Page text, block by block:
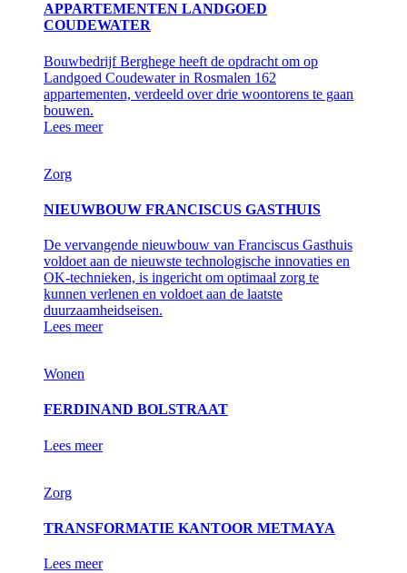
APPARTEMENTEN LANDGOED
COUDEWATER
Bouwbedrijf Berghege heeft de opdracht om op
Landgoed Coudewater in Rosmalen 162
appartementen, verdeeld over drie woontorens te gaan
bouwen.
Lees meer
Zorg
NIEUWBOUW FRANCISCUS GASTHUIS
De vervangende nieuwbouw van Franciscus Gasthuis
voldoet aan de nieuwste technologische innovaties en
OK-technieken, is ingericht om optimaal zorg te
kunnen verlenen en voldoet aan de laatste
duurzaamheidseisen.
Lees meer
Wonen
FERDINAND BOLSTRAAT
Lees meer
Zorg
TRANSFORMATIE KANTOOR METMAYA
Lees meer